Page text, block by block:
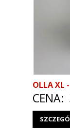
OLLA XL
CENA: